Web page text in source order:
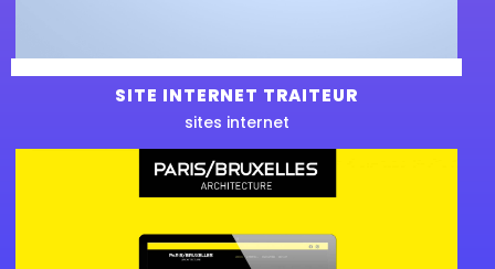
SITE INTERNET TRAITEUR
sites internet